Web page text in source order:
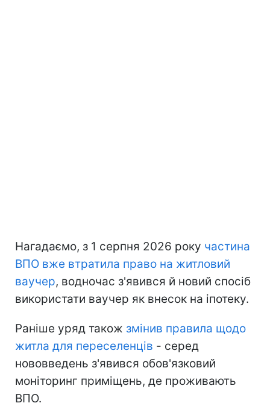
Нагадаємо, з 1 серпня 2026 року частина
ВПО вже втратила право на житловий
ваучер, водночас з'явився й новий спосіб
використати ваучер як внесок на іпотеку.
Раніше уряд також змінив правила щодо
житла для переселенців - серед
нововведень з'явився обов'язковий
моніторинг приміщень, де проживають
ВПО.